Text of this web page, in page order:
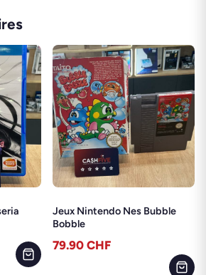
Jeux Nintendo Nes Bubble
Bobble
79.90 CHF